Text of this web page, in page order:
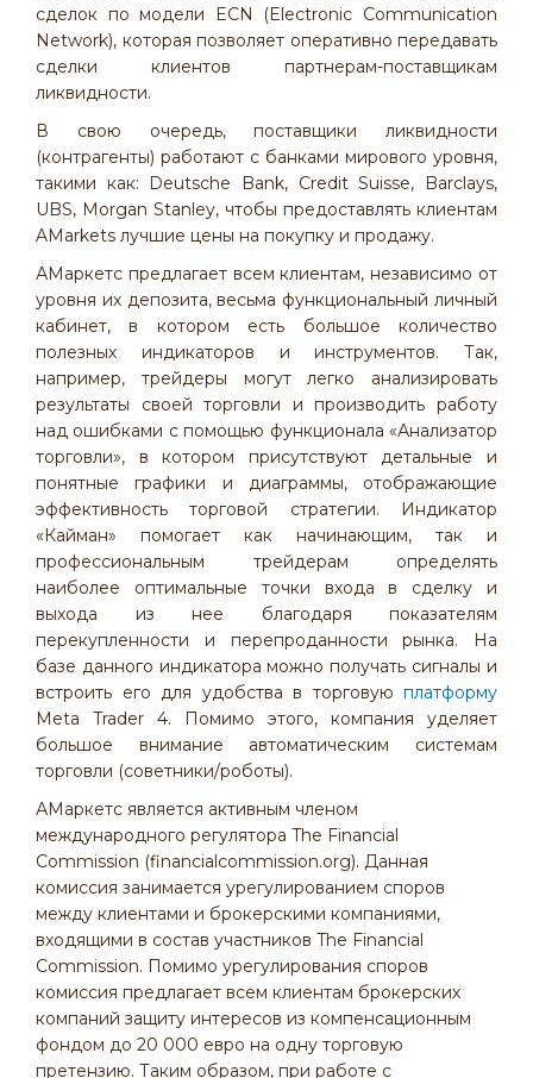
сделок по модели ECN (Electronic Communication
Network), которая позволяет оперативно передавать
сделки клиентов партнерам-поставщикам
ликвидности.
В свою очередь, поставщики ликвидности
(контрагенты) работают с банками мирового уровня,
такими как: Deutsche Bank, Credit Suisse, Barclays,
UBS, Morgan Stanley, чтобы предоставлять клиентам
AMarkets лучшие цены на покупку и продажу.
АМаркетс предлагает всем клиентам, независимо от
уровня их депозита, весьма функциональный личный
кабинет, в котором есть большое количество
полезных индикаторов и инструментов. Так,
например, трейдеры могут легко анализировать
результаты своей торговли и производить работу
над ошибками с помощью функционала «Анализатор
торговли», в котором присутствуют детальные и
понятные графики и диаграммы, отображающие
эффективность торговой стратегии. Индикатор
«Кайман» помогает как начинающим, так и
профессиональным трейдерам определять
наиболее оптимальные точки входа в сделку и
выхода из нее благодаря показателям
перекупленности и перепроданности рынка. На
базе данного индикатора можно получать сигналы и
встроить его для удобства в торговую платформу
Meta Trader 4. Помимо этого, компания уделяет
большое внимание автоматическим системам
торговли (советники/роботы).
АМаркетс является активным членом
международного регулятора The Financial
Commission (financialcommission.org). Данная
комиссия занимается урегулированием споров
между клиентами и брокерскими компаниями,
входящими в состав участников The Financial
Commission. Помимо урегулирования споров
комиссия предлагает всем клиентам брокерских
компаний защиту интересов из компенсационным
фондом до 20 000 евро на одну торговую
претензию. Таким образом, при работе с